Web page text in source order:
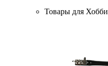
Товары для Хобби